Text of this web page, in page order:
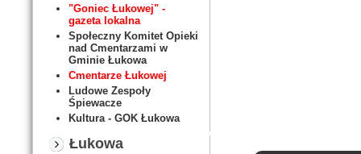
"Goniec Łukowej" -
gazeta lokalna
Społeczny Komitet Opieki
nad Cmentarzami w
Gminie Łukowa
Cmentarze Łukowej
Ludowe Zespoły
Śpiewacze
Kultura - GOK Łukowa
Łukowa